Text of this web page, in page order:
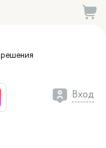
решения
Вход